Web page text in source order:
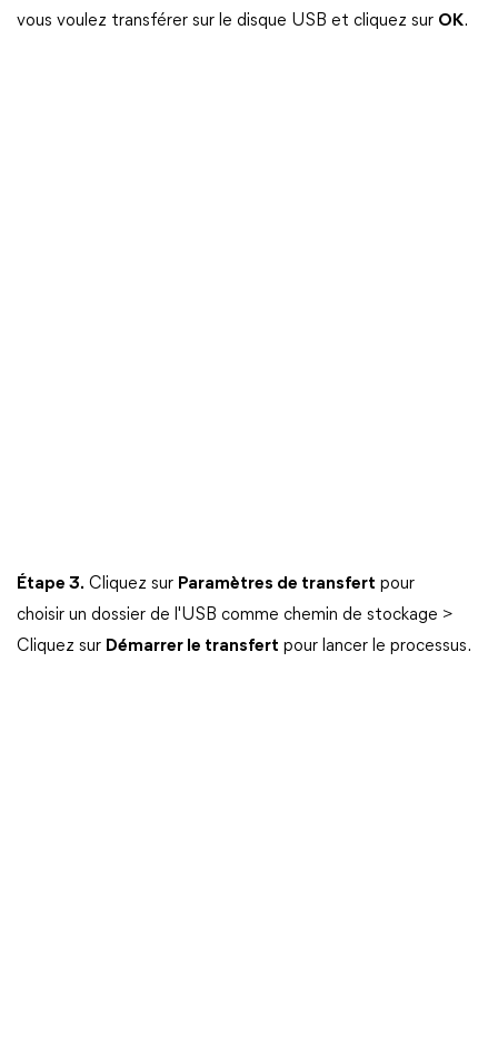
vous voulez transférer sur le disque USB et cliquez sur OK.
Étape 3. Cliquez sur Paramètres de transfert pour
choisir un dossier de l'USB comme chemin de stockage >
Cliquez sur Démarrer le transfert pour lancer le processus.